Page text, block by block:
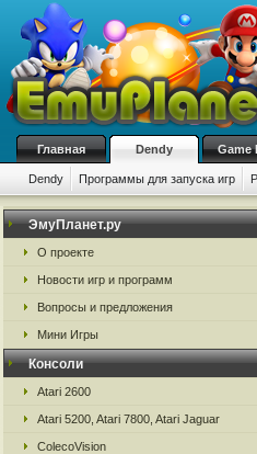
Главная Dendy Game
Dendy Программы для запуска игр
ЭмуПланет.ру
О проекте
Новости игр и программ
Вопросы и предложения
Мини Игры
Консоли
Atari 2600
Atari 5200, Atari 7800, Atari Jaguar
ColecoVision